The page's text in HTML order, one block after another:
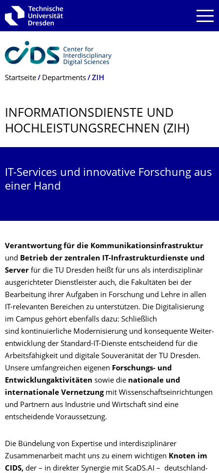
Zur Hauptnavigation springen
Zur Suche springen
Zum Inhalt springen
Breadcrumb-Menü
Startseite Departments ZIH
INFORMATIONS­DIENSTE UND
HOCHLEISTUNGS­RECHNEN (ZIH)
IT-Services und innovative Forschung aus
einer Hand
Verantwortung für die Kommunikationsinfrastruktur
und Betrieb der zentralen IT-Infrastrukturdienste und
Server für die TU Dresden heißt für uns als interdisziplinär
ausgerichteter Dienstleister auch, die Fakultäten bei der
Bearbeitung ihrer Aufgaben in Forschung und Lehre in allen
IT-relevanten Bereichen zu unterstützen. Die Digitalisierung
im Campus gehört ebenfalls dazu: Schließlich
sind kontinuierliche Modernisierung und konsequente Weiter­
ent­wick­lung der Standard-IT-Dienste entscheidend für die
Arbeitsfähigkeit und digitale Souveränität der TU Dresden.
Unsere umfangreichen eigenen Forschungs- und
Entwicklungaktivitäten sowie die nationale und
internationale Vernetzungmit Wissenschaftseinrichtungen
und Partnern aus Industrie und Wirtschaft sind eine
entscheidende Voraussetzung.
Die Bündelung von Expertise und interdisziplinärer
Zusammenarbeit macht uns zu einem wichtigen Knoten im
CIDS, der – in direkter Synergie mit ScaDS.AI – deutschland­